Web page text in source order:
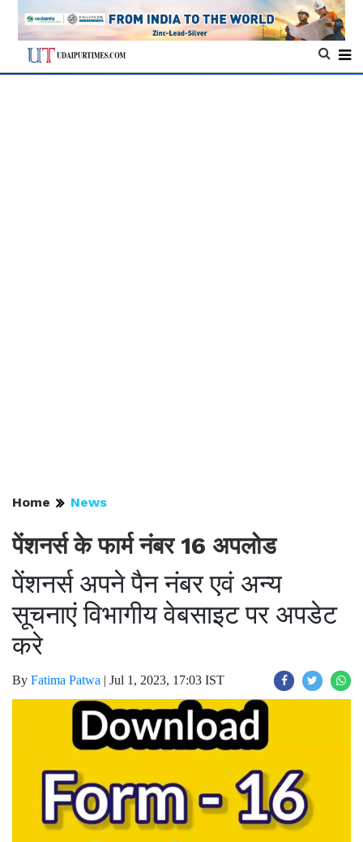
Home News
पेंशनर्स के फार्म नंबर 16 अपलोड
पेंशनर्स अपने पैन नंबर एवं अन्य
सूचनाएं विभागीय वेबसाइट पर अपडेट
करे
By Fatima Patwa | Jul 1, 2023, 17:03 IST